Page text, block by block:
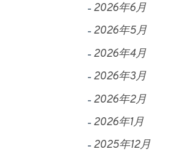
2026年6月
2026年5月
2026年4月
2026年3月
2026年2月
2026年1月
2025年12月